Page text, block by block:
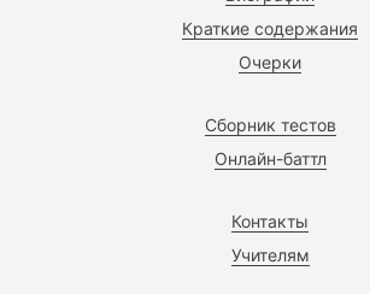
Краткие содержания
Очерки
Сборник тестов
Онлайн-баттл
Контакты
Учителям